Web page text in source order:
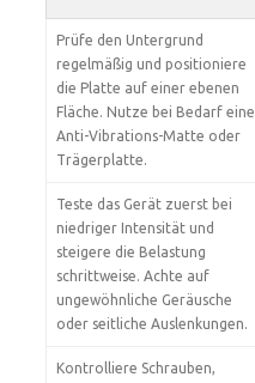
Prüfe den Untergrund
regelmäßig und positioniere
die Platte auf einer ebenen
Fläche. Nutze bei Bedarf eine
Anti-Vibrations-Matte oder
Trägerplatte.
Teste das Gerät zuerst bei
niedriger Intensität und
steigere die Belastung
schrittweise. Achte auf
ungewöhnliche Geräusche
oder seitliche Auslenkungen.
Kontrolliere Schrauben,